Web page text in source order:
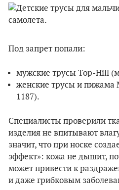
Под запрет попали:
мужские трусы Top-Hill
женские трусы и пижама
1187).
Специалисты проверили
изделия не впитывают
значит, что при носке
эффект»: кожа не дышит,
может привести к
и даже грибковым